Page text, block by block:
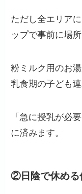
ただし全エリア
ップで事前に場
粉ミルク用のお
乳食期の子ども
「急に授乳が必
に済みます。
②日陰で休める